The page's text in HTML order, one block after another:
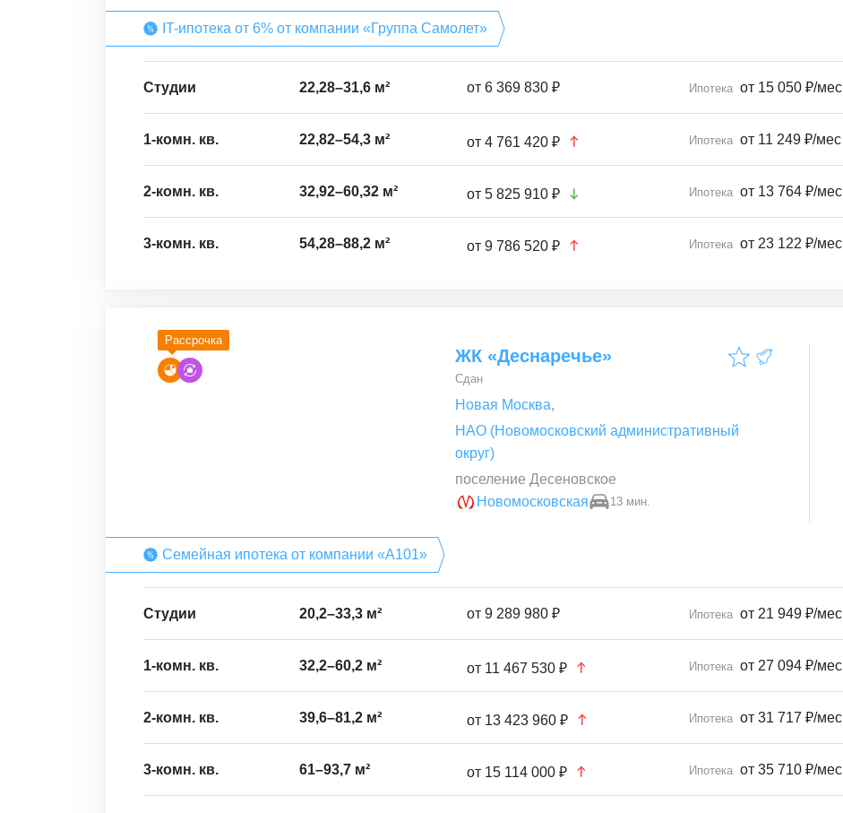
IT-ипотека от 6% от компании «Группа Самолет»
Студии 22,28–31,6 м² от 6 369 830 ₽ Ипотека от 15 050 ₽/мес
1-комн. кв. 22,82–54,3 м² от 4 761 420 ₽ Ипотека от 11 249 ₽/мес
2-комн. кв. 32,92–60,32 м² от 5 825 910 ₽ Ипотека от 13 764 ₽/мес
3-комн. кв. 54,28–88,2 м² от 9 786 520 ₽ Ипотека от 23 122 ₽/мес
Рассрочка
ЖК «Деснаречье»
Сдан
Новая Москва,
НАО (Новомосковский административный
округ)
поселение Десеновское
Новомосковская
13 мин.
Семейная ипотека от компании «А101»
Студии 20,2–33,3 м² от 9 289 980 ₽ Ипотека от 21 949 ₽/мес
1-комн. кв. 32,2–60,2 м² от 11 467 530 ₽ Ипотека от 27 094 ₽/мес
2-комн. кв. 39,6–81,2 м² от 13 423 960 ₽ Ипотека от 31 717 ₽/мес
3-комн. кв. 61–93,7 м² от 15 114 000 ₽ Ипотека от 35 710 ₽/мес